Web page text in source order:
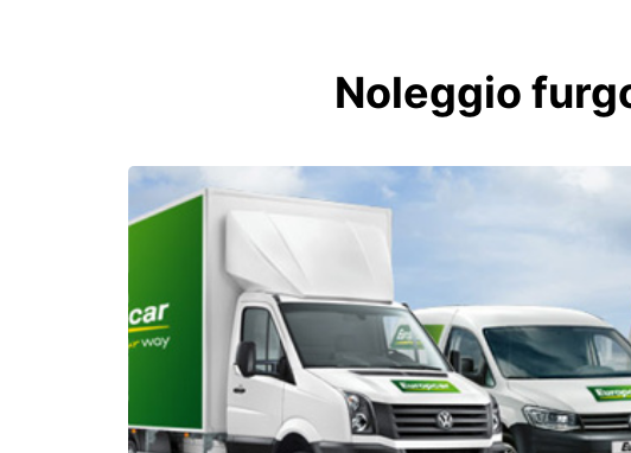
Noleggio